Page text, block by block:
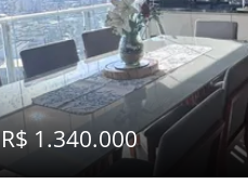
R$ 1.340.000